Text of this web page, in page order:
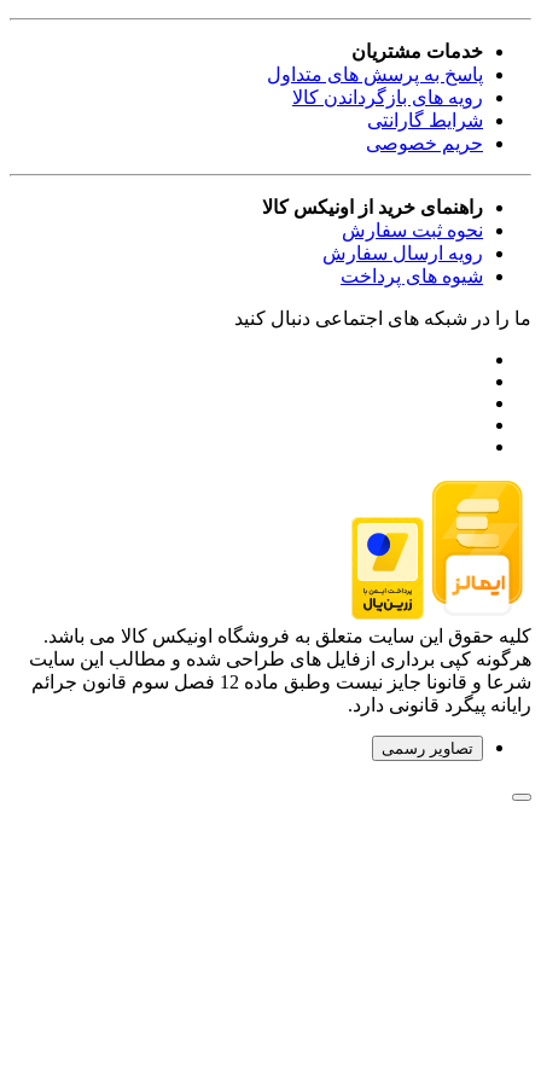
خدمات مشتریان
پاسخ به پرسش های متداول
رویه های بازگرداندن کالا
شرایط گارانتی
حریم خصوصی
راهنمای خرید از اونیکس کالا
نحوه ثبت سفارش
رویه ارسال سفارش
شیوه های پرداخت
ما را در شبکه های اجتماعی دنبال کنید
کلیه حقوق این سایت متعلق به فروشگاه اونیکس کالا می باشد.
هرگونه کپی برداری ازفایل های طراحی شده و مطالب این سایت
شرعا و قانونا جایز نیست وطبق ماده 12 فصل سوم قانون جرائم
رایانه پیگرد قانونی دارد.
تصاویر رسمی